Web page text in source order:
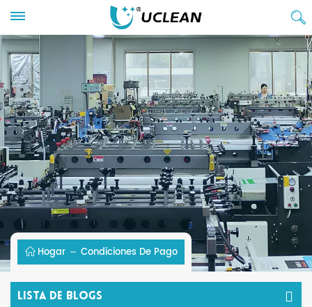
Hogar Condiciones De Pago
Lista De Blogs